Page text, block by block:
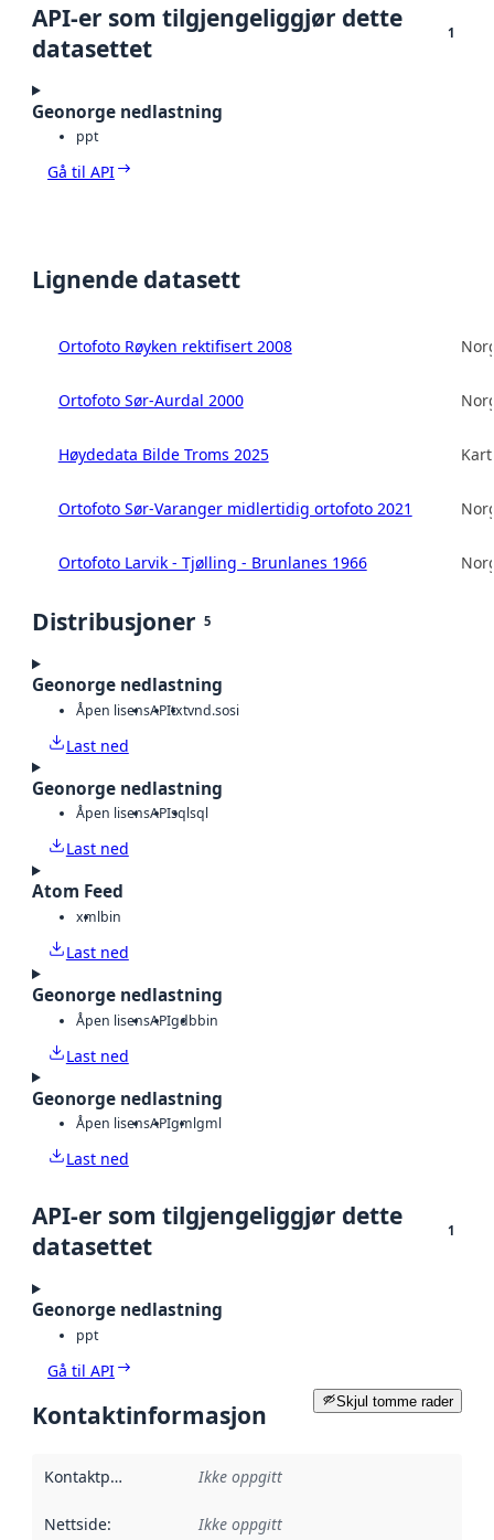
API-er som tilgjengeliggjør dette
datasettet
1
Geonorge nedlastning
ppt
Gå til API
Lignende datasett
Ortofoto Røyken rektifisert 2008
Ortofoto Sør-Aurdal 2000
Høydedata Bilde Troms 2025
Ortofoto Sør-Varanger midlertidig ortofoto 2021
Ortofoto Larvik - Tjølling - Brunlanes 1966
Distribusjoner 5
Geonorge nedlastning
Åpen lisensAPItxtvnd.sosi
Last ned
Geonorge nedlastning
Åpen lisensAPIsqlsql
Last ned
Atom Feed
xmlbin
Last ned
Geonorge nedlastning
Åpen lisensAPIgdbbin
Last ned
Geonorge nedlastning
Åpen lisensAPIgmlgml
Last ned
API-er som tilgjengeliggjør dette
datasettet
1
Geonorge nedlastning
ppt
Gå til API
Skjul tomme rader
Kontaktinformasjon
Kontaktpunkt Ikke oppgitt
Nettside: Ikke oppgitt